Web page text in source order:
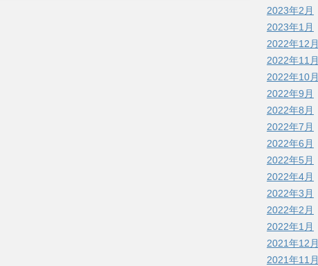
2023年2月
2023年1月
2022年12月
2022年11月
2022年10月
2022年9月
2022年8月
2022年7月
2022年6月
2022年5月
2022年4月
2022年3月
2022年2月
2022年1月
2021年12月
2021年11月